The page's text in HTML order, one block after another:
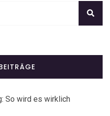
So wird es wirklich